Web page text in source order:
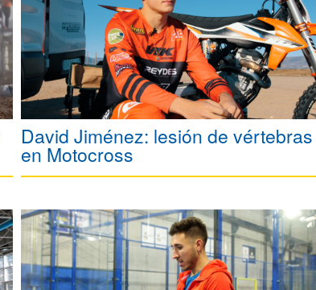
David Jiménez: lesión de vértebras
en Motocross